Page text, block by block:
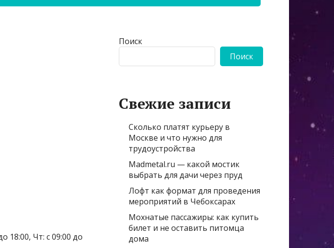
18:00, Чт: с 09:00 до
Поиск
Поиск
Свежие записи
Сколько платят курьеру в
Москве и что нужно для
трудоустройства
Madmetal.ru — какой мостик
выбрать для дачи через пруд
Лофт как формат для проведения
мероприятий в Чебоксарах
Мохнатые пассажиры: как купить
билет и не оставить питомца
дома